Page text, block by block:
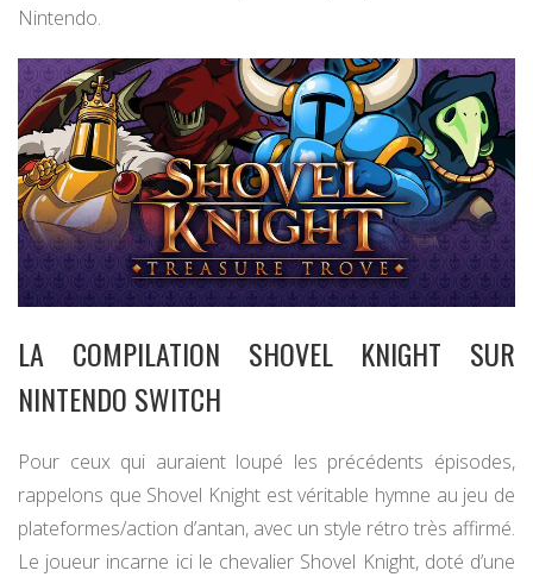
Nintendo.
LA COMPILATION SHOVEL KNIGHT SUR
NINTENDO SWITCH
Pour ceux qui auraient loupé les précédents épisodes,
rappelons que Shovel Knight est véritable hymne au jeu de
plateformes/action d’antan, avec un style rétro très affirmé.
Le joueur incarne ici le chevalier Shovel Knight, doté d’une